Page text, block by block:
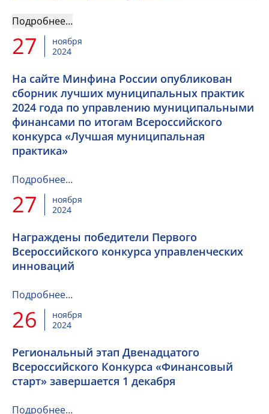
Подробнее…
27
ноября
2024
На сайте Минфина России опубликован
сборник лучших муниципальных практик
2024 года по управлению муниципальными
финансами по итогам Всероссийского
конкурса «Лучшая муниципальная
практика»
Подробнее…
27
ноября
2024
Награждены победители Первого
Всероссийского конкурса управленческих
инноваций
Подробнее…
26
ноября
2024
Региональный этап Двенадцатого
Всероссийского Конкурса «Финансовый
старт» завершается 1 декабря
Подробнее…